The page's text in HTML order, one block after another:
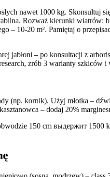
nawet 1000 kg. Skonsultuj
Rozważ kierunki wiatrów:
– 10-20 m². Pamiętaj o
jabłoni – po konsultacji z
zrób 3 warianty
(np. kornik). Użyj młotka –
– dodaj 20%
150 cm выдержит